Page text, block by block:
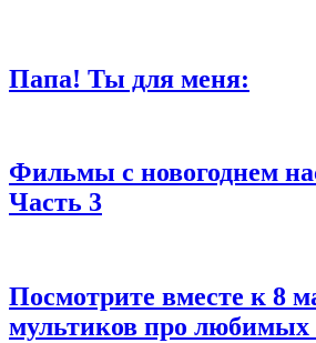
Папа! Ты для меня:
Фильмы с новогоднем
Часть 3
Посмотрите вместе к 8
мультиков про любимых